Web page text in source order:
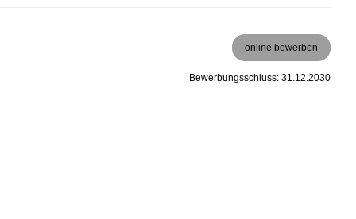
online bewerben
Bewerbungsschluss: 31.12.2030